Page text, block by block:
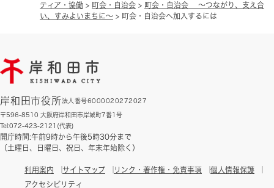
ティア・協働 > 町会・自治会 > 町会・自治会 ～つながり、支え合
い、すみよいまちに～ > 町会・自治会へ加入するには
岸和田市役所法人番号6000020272027
〒596-8510 大阪府岸和田市岸城町7番1号
Tel:072-423-2121(代表)
開庁時間:午前9時から午後5時30分まで
（土曜日、日曜日、祝日、年末年始除く）
利用案内 サイトマップ リンク・著作権・免責事項
個人情報保護
アクセシビリティ